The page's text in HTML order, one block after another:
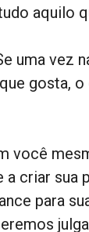
aquilo
uma vez
gosta, o
você
a criar sua
para